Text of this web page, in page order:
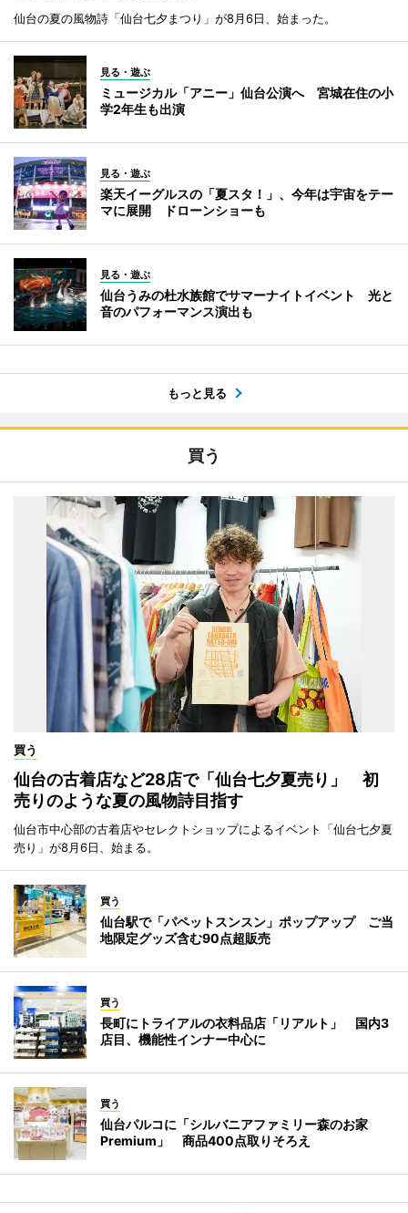
仙台の夏の風物詩「仙台七夕まつり」が8月6日、始まった。
見る・遊ぶ
ミュージカル「アニー」仙台公演へ 宮城在住の小
学2年生も出演
見る・遊ぶ
楽天イーグルスの「夏スタ！」、今年は宇宙をテー
マに展開 ドローンショーも
見る・遊ぶ
仙台うみの杜水族館でサマーナイトイベント 光と
音のパフォーマンス演出も
もっと見る
買う
買う
仙台の古着店など28店で「仙台七夕夏売り」 初
売りのような夏の風物詩目指す
仙台市中心部の古着店やセレクトショップによるイベント「仙台七夕夏
売り」が8月6日、始まる。
買う
仙台駅で「パペットスンスン」ポップアップ ご当
地限定グッズ含む90点超販売
買う
長町にトライアルの衣料品店「リアルト」 国内3
店目、機能性インナー中心に
買う
仙台パルコに「シルバニアファミリー森のお家
Premium」 商品400点取りそろえ